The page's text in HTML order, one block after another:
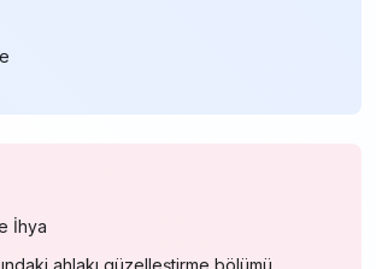
İhya
ahlakı güzelleştirme bölümü